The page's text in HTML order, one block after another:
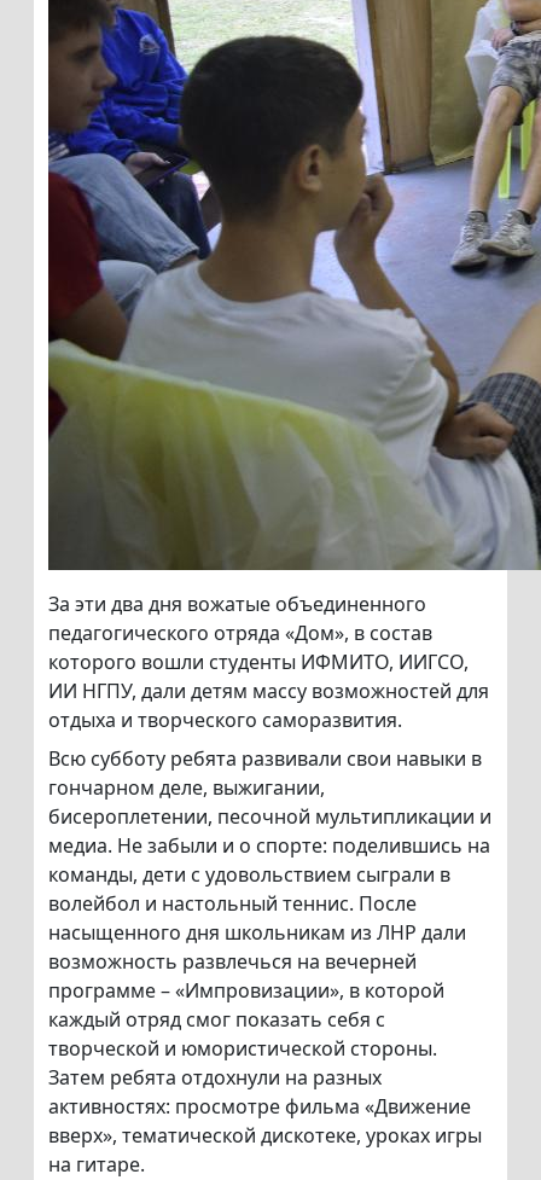
За эти два дня вожатые объединенного
педагогического отряда «Дом», в состав
которого вошли студенты ИФМИТО, ИИГСО,
ИИ НГПУ, дали детям массу возможностей для
отдыха и творческого саморазвития.
Всю субботу ребята развивали свои навыки в
гончарном деле, выжигании,
бисероплетении, песочной мультипликации и
медиа. Не забыли и о спорте: поделившись на
команды, дети с удовольствием сыграли в
волейбол и настольный теннис. После
насыщенного дня школьникам из ЛНР дали
возможность развлечься на вечерней
программе – «Импровизации», в которой
каждый отряд смог показать себя с
творческой и юмористической стороны.
Затем ребята отдохнули на разных
активностях: просмотре фильма «Движение
вверх», тематической дискотеке, уроках игры
на гитаре.